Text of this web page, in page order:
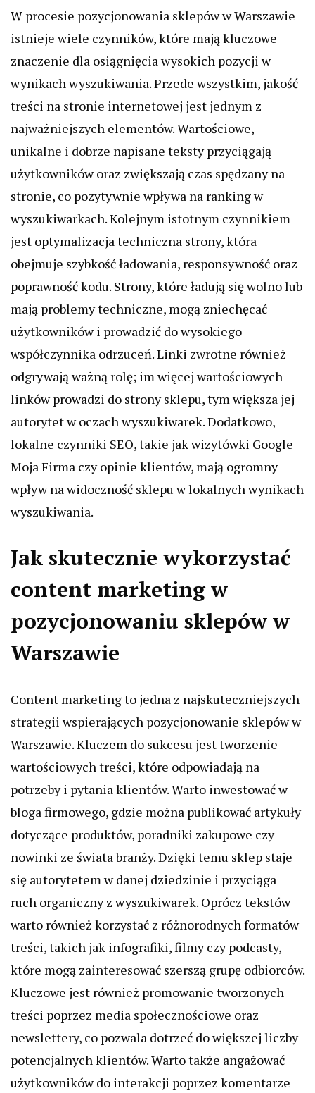
W procesie pozycjonowania sklepów w Warszawie
istnieje wiele czynników, które mają kluczowe
znaczenie dla osiągnięcia wysokich pozycji w
wynikach wyszukiwania. Przede wszystkim, jakość
treści na stronie internetowej jest jednym z
najważniejszych elementów. Wartościowe,
unikalne i dobrze napisane teksty przyciągają
użytkowników oraz zwiększają czas spędzany na
stronie, co pozytywnie wpływa na ranking w
wyszukiwarkach. Kolejnym istotnym czynnikiem
jest optymalizacja techniczna strony, która
obejmuje szybkość ładowania, responsywność oraz
poprawność kodu. Strony, które ładują się wolno lub
mają problemy techniczne, mogą zniechęcać
użytkowników i prowadzić do wysokiego
współczynnika odrzuceń. Linki zwrotne również
odgrywają ważną rolę; im więcej wartościowych
linków prowadzi do strony sklepu, tym większa jej
autorytet w oczach wyszukiwarek. Dodatkowo,
lokalne czynniki SEO, takie jak wizytówki Google
Moja Firma czy opinie klientów, mają ogromny
wpływ na widoczność sklepu w lokalnych wynikach
wyszukiwania.
Jak skutecznie wykorzystać
content marketing w
pozycjonowaniu sklepów w
Warszawie
Content marketing to jedna z najskuteczniejszych
strategii wspierających pozycjonowanie sklepów w
Warszawie. Kluczem do sukcesu jest tworzenie
wartościowych treści, które odpowiadają na
potrzeby i pytania klientów. Warto inwestować w
bloga firmowego, gdzie można publikować artykuły
dotyczące produktów, poradniki zakupowe czy
nowinki ze świata branży. Dzięki temu sklep staje
się autorytetem w danej dziedzinie i przyciąga
ruch organiczny z wyszukiwarek. Oprócz tekstów
warto również korzystać z różnorodnych formatów
treści, takich jak infografiki, filmy czy podcasty,
które mogą zainteresować szerszą grupę odbiorców.
Kluczowe jest również promowanie tworzonych
treści poprzez media społecznościowe oraz
newslettery, co pozwala dotrzeć do większej liczby
potencjalnych klientów. Warto także angażować
użytkowników do interakcji poprzez komentarze